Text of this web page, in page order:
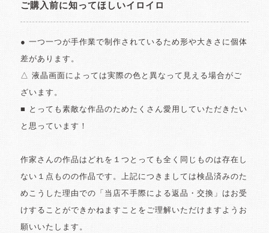
ご購入前に知ってほしいイロイロ
● 一つ一つが手作業で制作されているため形や大きさに個体
差があります。
△ 液晶画面によっては実際の色と異なって見える場合がご
ざいます。
■ とっても素敵な作品のためたくさん愛用していただきたい
と思っています！
作家さんの作品はどれを１つとっても全く同じものは存在し
ない１点ものの作品です。上記につきましては検品済みのた
めこうした理由での「当店不手際による返品・交換」はお受
けすることができかねますことをご理解いただけますようお
願いいたします。